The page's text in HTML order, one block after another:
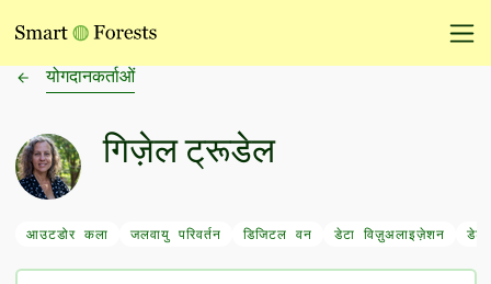
योगदानकर्ताओं
गिज़ेल ट्रूडेल
आउटडोर कला जलवायु परिवर्तन डिजिटल वन डेटा विज़ुअलाइज़ेशन डेटा